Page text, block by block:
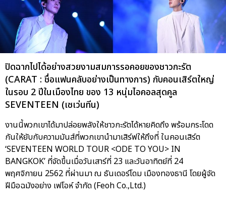
ปิดฉากไปได้อย่างสวยงามสมการรอคอยของชาวกะรัต
(CARAT : ชื่อแฟนคลับอย่างเป็นทางการ) กับคอนเสิร์ตใหญ่
ในรอบ 2 ปีในเมืองไทย ของ 13 หนุ่มไอคอลสุดคูล
SEVENTEEN (เซเว่นทีน)
งานนี้พวกเขาได้มาปล่อยพลังให้ชาวกะรัตได้หายคิดถึง พร้อมกระโดด
กันให้ยับกับความมันส์ที่พวกเขานำมาเสิร์ฟให้ถึงที่ ในคอนเสิร์ต
‘SEVENTEEN WORLD TOUR <ODE TO YOU> IN
BANGKOK’ ที่จัดขึ้นเมื่อวันเสาร์ที่ 23 และวันอาทิตย์ที่ 24
พฤศจิกายน 2562 ที่ผ่านมา ณ ธันเดอร์โดม เมืองทองธานี โดยผู้จัด
ฝีมือฉมังอย่าง เฟโอห์ จำกัด (Feoh Co.,Ltd.)